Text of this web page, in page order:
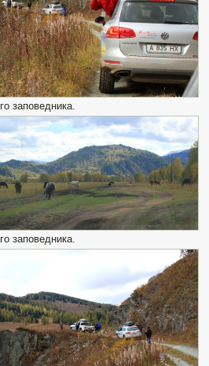
заповедника.
заповедника.